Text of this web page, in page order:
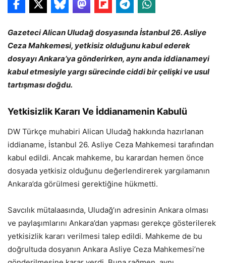
Gazeteci Alican Uludağ dosyasında İstanbul 26. Asliye
Ceza Mahkemesi, yetkisiz olduğunu kabul ederek
dosyayı Ankara’ya gönderirken, aynı anda iddianameyi
kabul etmesiyle yargı sürecinde ciddi bir çelişki ve usul
tartışması doğdu.
Yetkisizlik Kararı Ve İddianamenin Kabulü
DW Türkçe muhabiri Alican Uludağ hakkında hazırlanan
iddianame, İstanbul 26. Asliye Ceza Mahkemesi tarafından
kabul edildi. Ancak mahkeme, bu karardan hemen önce
dosyada yetkisiz olduğunu değerlendirerek yargılamanın
Ankara’da görülmesi gerektiğine hükmetti.
Savcılık mütalaasında, Uludağ’ın adresinin Ankara olması
ve paylaşımlarını Ankara’dan yapması gerekçe gösterilerek
yetkisizlik kararı verilmesi talep edildi. Mahkeme de bu
doğrultuda dosyanın Ankara Asliye Ceza Mahkemesi’ne